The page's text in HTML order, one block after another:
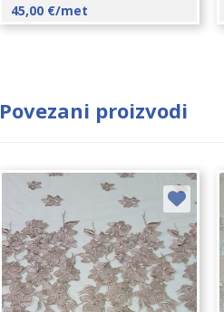
45,00 €/met
Povezani proizvodi